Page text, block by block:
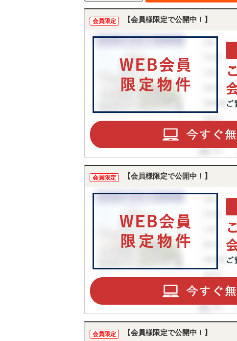
会員限定 【会員様限定で公開中！】
会員限定 【会員様限定で公開中！】
会員限定 【会員様限定で公開中！】